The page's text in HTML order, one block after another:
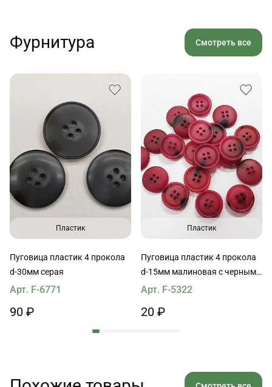
Фурнитура Смотреть все
Пластик
Пуговица пластик 4 прокола
d-30мм серая
Арт. F-6771
90 ₽
Пластик
Пуговица пластик 4 прокола
d-15мм малиновая с черными
вкраплениями
Арт. F-5322
20 ₽